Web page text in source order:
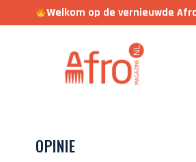
Welkom op de vernieuwde
OPINIE